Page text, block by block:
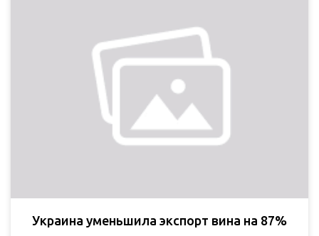
Украина уменьшила экспорт вина на 87%